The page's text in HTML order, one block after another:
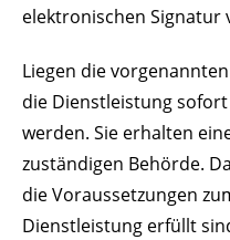
elektronischen Signatur
Liegen die
die Dienstleistung
werden. Sie erhalten
zuständigen Behörde.
die Voraussetzungen
Dienstleistung erfüllt